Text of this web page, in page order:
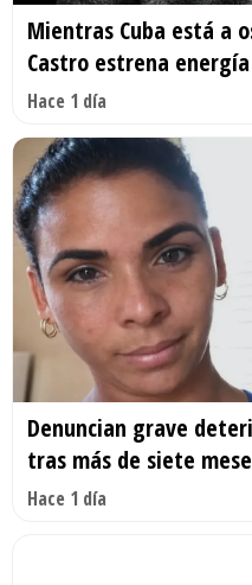
Mientras Cuba está a
Castro estrena
Hace 1 día
Denuncian grave
tras más de siete
Hace 1 día